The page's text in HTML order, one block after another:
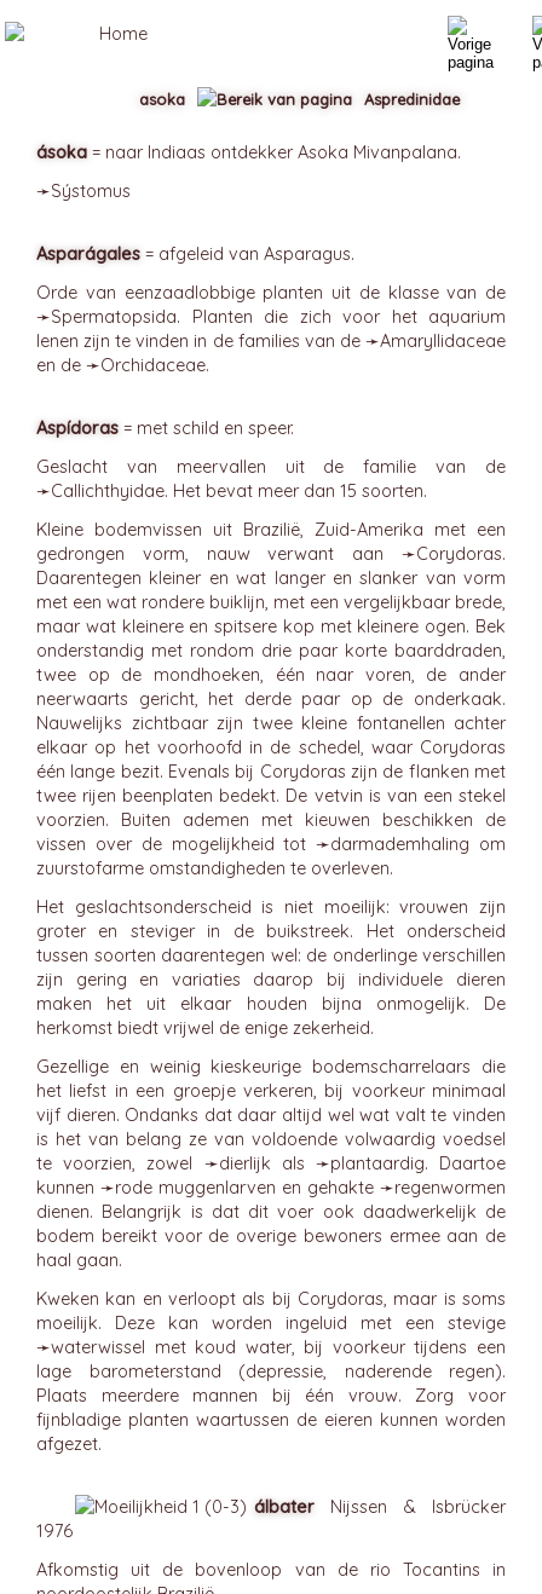
ásoka = naar Indiaas ontdekker Asoka Mivanpalana.
➛Sýstomus
Asparágales = afgeleid van Asparagus.
Orde van eenzaadlobbige planten uit de klasse van de
➛Spermatopsida. Planten die zich voor het aquarium
lenen zijn te vinden in de families van de ➛Amaryllidaceae
en de ➛Orchidaceae.
Aspídoras = met schild en speer.
Geslacht van meervallen uit de familie van de
➛Callichthyidae. Het bevat meer dan 15 soorten.
Kleine bodemvissen uit Brazilië, Zuid-Amerika met een
gedrongen vorm, nauw verwant aan ➛Corydoras.
Daarentegen kleiner en wat langer en slanker van vorm
met een wat rondere buiklijn, met een vergelijkbaar brede,
maar wat kleinere en spitsere kop met kleinere ogen. Bek
onderstandig met rondom drie paar korte baarddraden,
twee op de mondhoeken, één naar voren, de ander
neerwaarts gericht, het derde paar op de onderkaak.
Nauwelijks zichtbaar zijn twee kleine fontanellen achter
elkaar op het voorhoofd in de schedel, waar Corydoras
één lange bezit. Evenals bij Corydoras zijn de flanken met
twee rijen beenplaten bedekt. De vetvin is van een stekel
voorzien. Buiten ademen met kieuwen beschikken de
vissen over de mogelijkheid tot ➛darmademhaling om
zuurstofarme omstandigheden te overleven.
Het geslachtsonderscheid is niet moeilijk: vrouwen zijn
groter en steviger in de buikstreek. Het onderscheid
tussen soorten daarentegen wel: de onderlinge verschillen
zijn gering en variaties daarop bij individuele dieren
maken het uit elkaar houden bijna onmogelijk. De
herkomst biedt vrijwel de enige zekerheid.
Gezellige en weinig kieskeurige bodemscharrelaars die
het liefst in een groepje verkeren, bij voorkeur minimaal
vijf dieren. Ondanks dat daar altijd wel wat valt te vinden
is het van belang ze van voldoende volwaardig voedsel
te voorzien, zowel ➛dierlijk als ➛plantaardig. Daartoe
kunnen ➛rode muggenlarven en gehakte ➛regenwormen
dienen. Belangrijk is dat dit voer ook daadwerkelijk de
bodem bereikt voor de overige bewoners ermee aan de
haal gaan.
Kweken kan en verloopt als bij Corydoras, maar is soms
moeilijk. Deze kan worden ingeluid met een stevige
➛waterwissel met koud water, bij voorkeur tijdens een
lage barometerstand (depressie, naderende regen).
Plaats meerdere mannen bij één vrouw. Zorg voor
fijnbladige planten waartussen de eieren kunnen worden
afgezet.
álbater Nijssen & Isbrücker
1976
Afkomstig uit de bovenloop van de rio Tocantins in
asoka Aspredinidae